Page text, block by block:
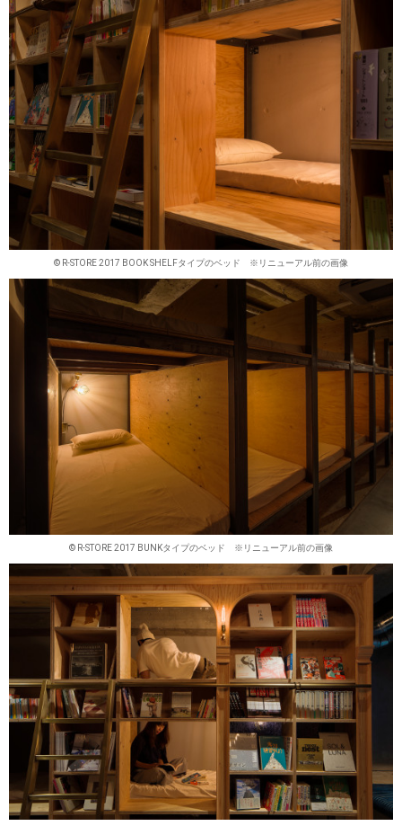
© R-STORE 2017 BOOK SHELFタイプのベッド ※リニューアル前の画像
© R-STORE 2017 BUNKタイプのベッド ※リニューアル前の画像